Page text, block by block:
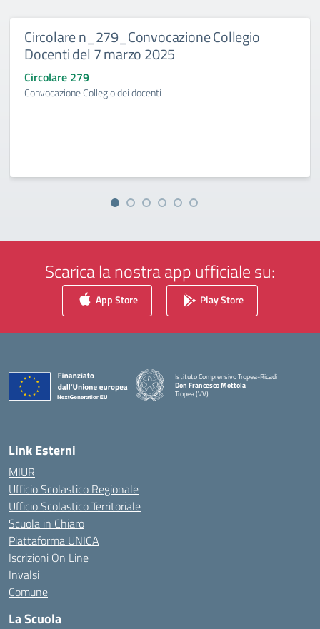
Circolare n_279_Convocazione Collegio
Docenti del 7 marzo 2025
Circolare 279
Convocazione Collegio dei docenti
Scarica la nostra app ufficiale su:
App Store Play Store
Istituto Comprensivo Tropea-Ricadi
Don Francesco Mottola
Tropea (VV)
— Visita la pagina iniziale della scuola
Link Esterni
MIUR
Ufficio Scolastico Regionale
Ufficio Scolastico Territoriale
Scuola in Chiaro
Piattaforma UNICA
Iscrizioni On Line
Invalsi
Comune
La Scuola